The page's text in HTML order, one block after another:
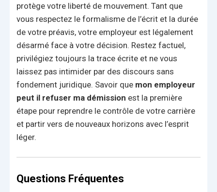
protège votre liberté de mouvement. Tant que
vous respectez le formalisme de l’écrit et la durée
de votre préavis, votre employeur est légalement
désarmé face à votre décision. Restez factuel,
privilégiez toujours la trace écrite et ne vous
laissez pas intimider par des discours sans
fondement juridique. Savoir que mon employeur
peut il refuser ma démission est la première
étape pour reprendre le contrôle de votre carrière
et partir vers de nouveaux horizons avec l’esprit
léger.
Questions Fréquentes